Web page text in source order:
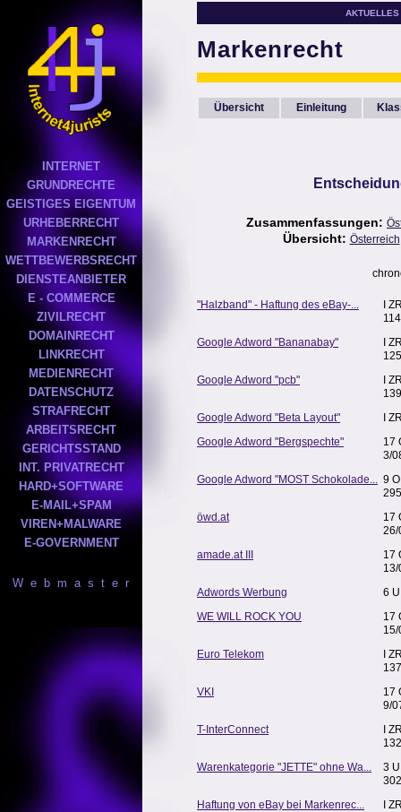
INTERNET
GRUNDRECHTE
GEISTIGES EIGENTUM
URHEBERRECHT
MARKENRECHT
WETTBEWERBSRECHT
DIENSTEANBIETER
E - COMMERCE
ZIVILRECHT
DOMAINRECHT
LINKRECHT
MEDIENRECHT
DATENSCHUTZ
STRAFRECHT
ARBEITSRECHT
GERICHTSSTAND
INT. PRIVATRECHT
HARD+SOFTWARE
E-MAIL+SPAM
VIREN+MALWARE
E-GOVERNMENT
W e b m a s t e r
AKTUELLES
Markenrecht
Übersicht Einleitung
Zusammenfassungen:
Übersicht: Österreich
"Halzband" - Haftung des eBay-...
I
Google Adword "Bananabay"
I
Google Adword "pcb"
I
Google Adword "Beta Layout"
I
Google Adword "Bergspechte"
17
3/
Google Adword "MOST Schokolade... 9 O
öwd.at
17
26/
amade.at III
17
13/
Adwords Werbung
6
WE WILL ROCK YOU
17
15/
Euro Telekom
I
VKI
17
9/
T-InterConnect
I
Warenkategorie "JETTE" ohne Wa...
3 U
Haftung von eBay bei Markenrec...
I